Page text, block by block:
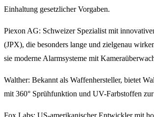
Einhaltung gesetzlicher Vorgaben.
Piexon AG: Schweizer Spezialist mit
(JPX), die besonders lange und zielgenau
sie moderne Alarmsysteme mit
Walther: Bekannt als Waffenhersteller, bietet
mit 360° Sprühfunktion und UV-Farbstoffen
Fox Labs: US-amerikanischer Entwickler mit